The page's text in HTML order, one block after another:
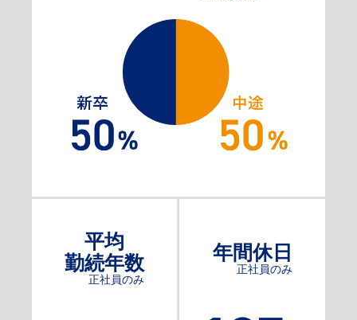
平均
勤続年数
正社員のみ
年間休日
正社員のみ